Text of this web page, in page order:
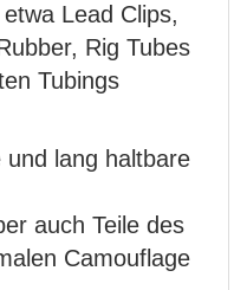
Lead Clips,
Rig Tubes
Tubings
und lang haltbare
auch Teile des
Camouflage